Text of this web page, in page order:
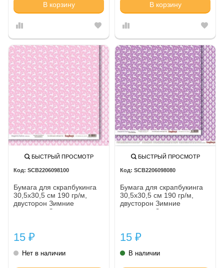
В корзину В корзину
БЫСТРЫЙ ПРОСМОТР
SCB2206098100
Бумага для скрапбукинга
30,5х30,5 см 190 гр/м,
двусторон Зимние
контрасты Звездная ночь.
15 ₽
Нет в наличии
БЫСТРЫЙ ПРОСМОТР
SCB2206098080
Бумага для скрапбукинга
30,5х30,5 см 190 гр/м,
двусторон Зимние
контрасты Звездная ночь.
15 ₽
В наличии